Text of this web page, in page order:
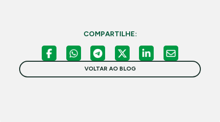
COMPARTILHE:
VOLTAR AO BLOG